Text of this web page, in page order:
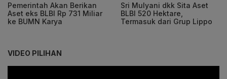
Pemerintah Akan Berikan
Aset eks BLBI Rp 731 Miliar
ke BUMN Karya
Sri Mulyani dkk Sita Aset
BLBI 520 Hektare,
Termasuk dari Grup Lippo
VIDEO PILIHAN